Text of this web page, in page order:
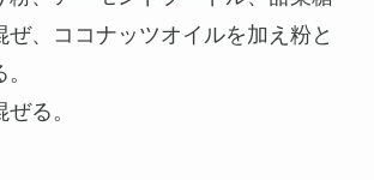
ぜ、ココナッツオイルを加え粉と
る。